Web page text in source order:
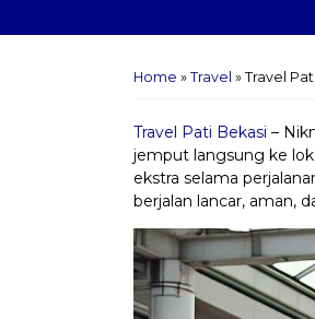
Home » Travel » Travel
Travel Pati Bekasi –
jemput langsung ke
ekstra selama
berjalan lancar, aman,